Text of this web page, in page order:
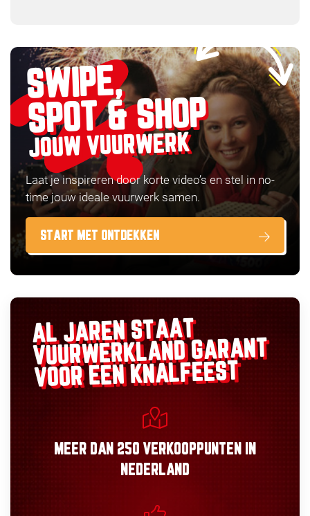
SWIPE,
SPOT & SHOP
JOUW VUURWERK
Laat je inspireren door korte video’s en stel in no-
time jouw ideale vuurwerk samen.
START MET ONTDEKKEN
AL JAREN STAAT
VUURWERKLANDGARANT
VOOR EEN KNALFEEST
MEER DAN 250 VERKOOPPUNTEN
IN
NEDERLAND